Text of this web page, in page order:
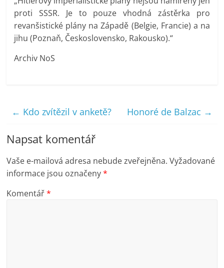
proti SSSR. Je to pouze vhodná zástěrka pro
revanšistické plány na Západě (Belgie, Francie) a na
jihu (Poznaň, Československo, Rakousko).“
Archiv NoS
← Kdo zvítězil v anketě? Honoré de Balzac →
Napsat komentář
Vaše e-mailová adresa nebude zveřejněna. Vyžadované
informace jsou označeny*
Komentář*